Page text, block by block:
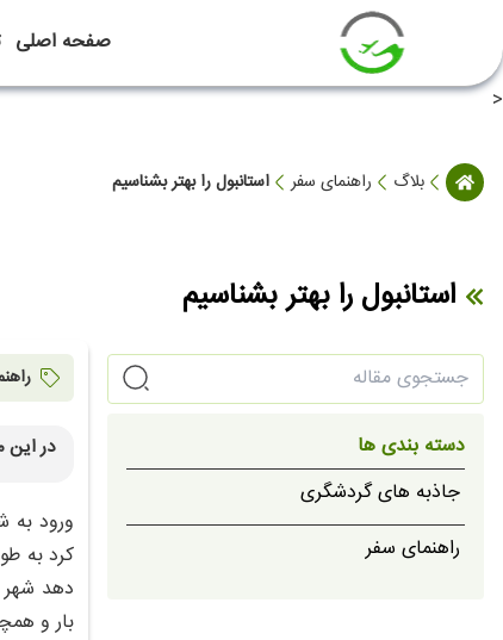
صفحه اصلی
<
بلاگ راهنمای سفر استانبول را بهتر بشناسیم
استانبول را بهتر بشناسیم
دسته بندی ها
جاذبه های گردشگری
راهنمای سفر
در
ورود به
کرد به
دهد شهر
بار و